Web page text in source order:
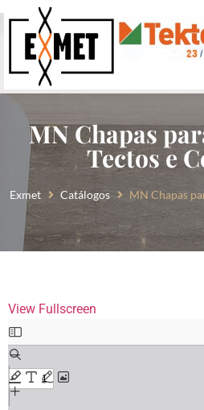
MN Chapas
Tectos e
Exmet Catálogos MN Chapas
View Fullscreen